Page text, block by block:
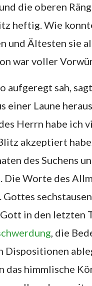
die oberen
heftig. Wie
und Ältesten sie
war voller
aufgeregt sah,
einer Laune
Herrn habe ich
akzeptiert
des Suchens
Die Worte des
in den letzten
, die
Dispositionen
das himmlische